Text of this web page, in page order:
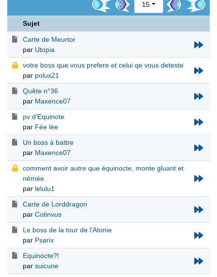
15
Sujet
Carte de Meurtor
par Utopia
votre boss que vous prefere et celui qe vous deteste
par polux21
Quête n°36
par Maxence07
pv d'Equinote
par Fée lée
Un boss à battre
par Maxence07
comment avoir autre que équinocte, monte gluant et
némée
par lelulu1
Carte de Lorddragon
par Cotinvus
Le boss de la tour de l'Atonie
par Psarix
Equinocte?!
par suicune